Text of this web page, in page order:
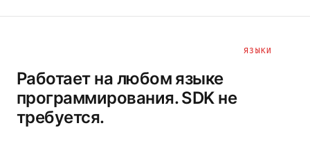
ЯЗЫКИ
Работает на любом языке
программирования. SDK не
требуется.